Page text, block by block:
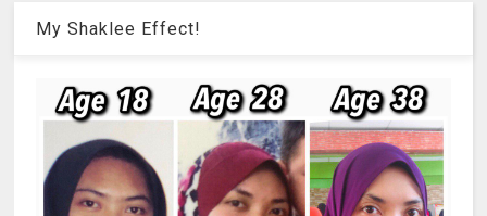
My Shaklee Effect!